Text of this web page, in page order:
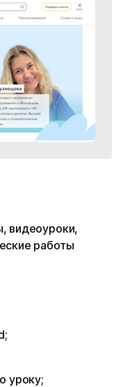
видеоуроки,
работы
уроку;